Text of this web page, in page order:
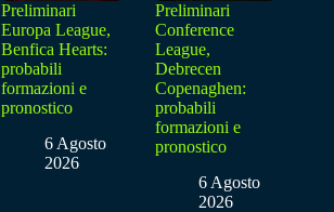
Preliminari
Europa League,
Benfica Hearts:
probabili
formazioni e
pronostico
6 Agosto
2026
Preliminari
Conference
League,
Debrecen
Copenaghen:
probabili
formazioni e
pronostico
6 Agosto
2026